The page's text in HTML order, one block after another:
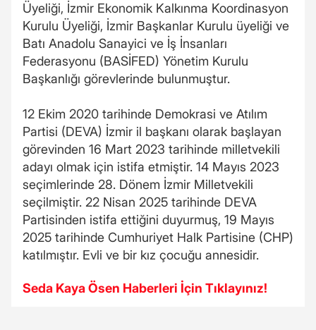
Üyeliği, İzmir Ekonomik Kalkınma Koordinasyon
Kurulu Üyeliği, İzmir Başkanlar Kurulu üyeliği ve
Batı Anadolu Sanayici ve İş İnsanları
Federasyonu (BASİFED) Yönetim Kurulu
Başkanlığı görevlerinde bulunmuştur.
12 Ekim 2020 tarihinde Demokrasi ve Atılım
Partisi (DEVA) İzmir il başkanı olarak başlayan
görevinden 16 Mart 2023 tarihinde milletvekili
adayı olmak için istifa etmiştir. 14 Mayıs 2023
seçimlerinde 28. Dönem İzmir Milletvekili
seçilmiştir. 22 Nisan 2025 tarihinde DEVA
Partisinden istifa ettiğini duyurmuş, 19 Mayıs
2025 tarihinde Cumhuriyet Halk Partisine (CHP)
katılmıştır. Evli ve bir kız çocuğu annesidir.
Seda Kaya Ösen Haberleri İçin Tıklayınız!